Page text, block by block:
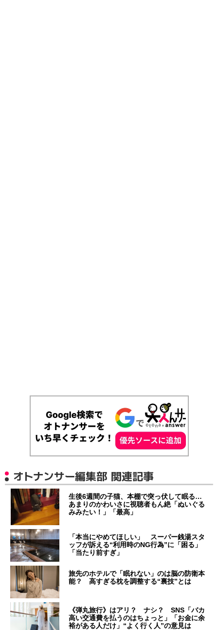
オトナンサー編集部 関連記事
生後6週間の子猫、本棚で突っ伏して眠る…
あまりのかわいさに視聴者もん絶「ぬいぐる
みみたい！」「最高」
「本当にやめてほしい」 スーパー銭湯スタ
ッフが訴える“利用時のNG行為”に「困る」
「当たり前すぎ」
旅先のホテルで「眠れない」のは脳の防衛本
能？ 高すぎる枕を調整する“裏技”とは
《弾丸旅行》はアリ？ ナシ？ SNS「バカ
高い交通費を払うのはちょっと」「お金に余
裕がある人だけ」“よく行く人”の意見は